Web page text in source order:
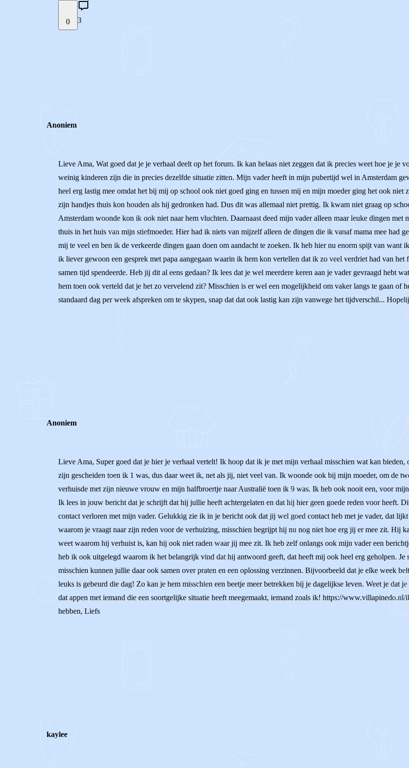
0 3
Anoniem
Lieve Ama, Wat goed dat je je verhaal deelt op het forum. Ik kan helaas niet zeggen dat ik precies weet hoe je je
weinig kinderen zijn die in precies dezelfde situatie zitten. Mijn vader heeft in mijn pubertijd wel in Amsterdam
heel erg lastig mee omdat het bij mij op school ook niet goed ging en tussen mij en mijn moeder ging het ook
zijn handjes thuis kon houden als hij gedronken had. Dus dit was allemaal niet prettig. Ik kwam niet graag op
Amsterdam woonde kon ik ook niet naar hem vluchten. Daarnaast deed mijn vader alleen maar leuke dingen met
thuis in het huis van mijn stiefmoeder. Hier had ik niets van mijzelf alleen de dingen die ik vanaf mama mee had
mij te veel en ben ik de verkeerde dingen gaan doen om aandacht te zoeken. Ik heb hier nu enorm spijt van want
ik liever gewoon een gesprek met papa aangegaan waarin ik hem kon vertellen dat ik zo veel verdriet had van
samen tijd spendeerde. Heb jij dit al eens gedaan? Ik lees dat je wel meerdere keren aan je vader gevraagd hebt
hem toen ook verteld dat je het zo vervelend zit? Misschien is er wel een mogelijkheid om vaker langs te gaan of
standaard dag per week afspreken om te skypen, snap dat dat ook lastig kan zijn vanwege het tijdverschil...
Anoniem
Lieve Ama, Super goed dat je hier je verhaal vertelt! Ik hoop dat ik je met mijn verhaal misschien wat kan
zijn gescheiden toen ik 1 was, dus daar weet ik, net als jij, niet veel van. Ik woonde ook bij mijn moeder, om de
verhuisde met zijn nieuwe vrouw en mijn halfbroertje naar Australië toen ik 9 was. Ik heb ook nooit een, voor
Ik lees in jouw bericht dat je schrijft dat hij jullie heeft achtergelaten en dat hij hier geen goede reden voor heeft.
contact verloren met mijn vader. Gelukkig zie ik in je bericht ook dat jij wel goed contact heb met je vader, dat
waarom je vraagt naar zijn reden voor de verhuizing, misschien begrijpt hij nu nog niet hoe erg jij er mee zit. Hij
weet waarom hij verhuist is, kan hij ook niet raden waar jij mee zit. Ik heb zelf onlangs ook mijn vader een
heb ik ook uitgelegd waarom ik het belangrijk vind dat hij antwoord geeft, dat heeft mij ook heel erg geholpen.
misschien kunnen jullie daar ook samen over praten en een oplossing verzinnen. Bijvoorbeeld dat je elke week
leuks is gebeurd die dag! Zo kan je hem misschien een beetje meer betrekken bij je dagelijkse leven. Weet je dat
dat appen met iemand die een soortgelijke situatie heeft meegemaakt, iemand zoals ik! https://
hebben, Liefs
kaylee